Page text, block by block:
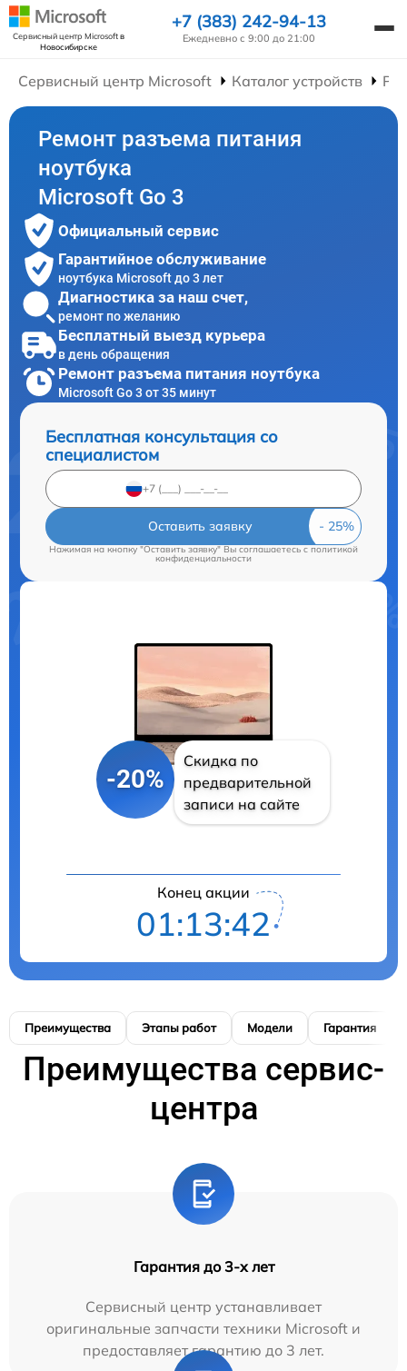
Сервисный центр Microsoftв
Новосибирске
+7 (383) 242-94-13
Ежедневно с 9:00 до 21:00
Сервисный центр Microsoft Каталог устройств
Ремонт разъема питания
ноутбука
Microsoft Go 3
Официальный сервис
Гарантийное обслуживание
ноутбука Microsoft до 3 лет
Диагностика за наш счет,
ремонт по желанию
Бесплатный выезд курьера
в день обращения
Ремонт разъема питания ноутбука
Microsoft Go 3 от 35 минут
Бесплатная консультация со
специалистом
Оставить заявку
Нажимая на кнопку "Оставить заявку" Вы соглашаетесь cполитикой
конфиденциальности
-20%
Скидка по
предварительной
записи на сайте
Конец акции
01:13:41
Преимущества Этапы работ Модели Гарантия
Преимущества сервис-
центра
Гарантия до 3-х лет
Сервисный центр устанавливает
оригинальные запчасти техники Microsoft и
предоставляет гарантию до 3 лет.